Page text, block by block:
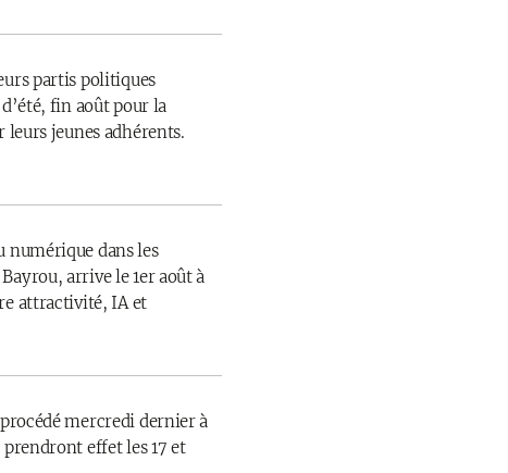
partis politiques
fin août pour la
jeunes adhérents.
numérique dans les
arrive le 1er août à
attractivité, IA et
mercredi dernier à
effet les 17 et